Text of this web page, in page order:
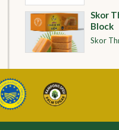
Skor
Block
Skor